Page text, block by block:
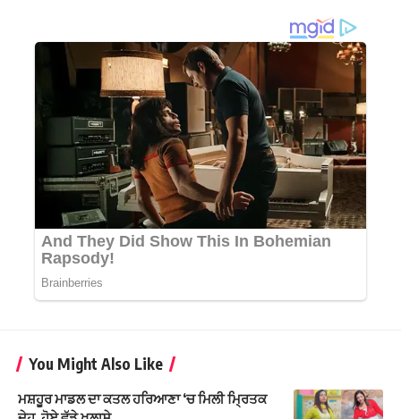
You Might Also Like
ਮਸ਼ਹੂਰ ਮਾਡਲ ਦਾ ਕਤਲ ਹਰਿਆਣਾ ‘ਚ ਮਿਲੀ ਮ੍ਰਿਤਕ